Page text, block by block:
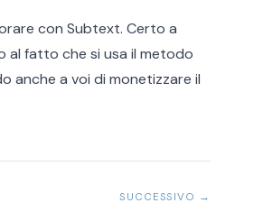
con Subtext. Certo a
al fatto che si usa il metodo
anche a voi di monetizzare il
SUCCESSIVO →